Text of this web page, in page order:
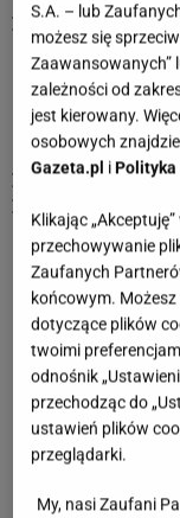
Żywioł:
ogień
Planeta rządząca:
Metal:żelazo
Kamień:ametyst
Kolor:czerwony
Pora roku:wiosna
Znaki zgodne:
Znaki niezgodne:
Horoskopy dla
Dzienny horoskop
Tygodniowy
Miesięczny
S.A. – lub
możesz się
Zaawansowanych”
zależności od
jest kierowany.
osobowych
Gazeta.pl iPolityka
Klikając
przechowywanie
Zaufanych
końcowym.
dotyczące plików
twoimi
odnośnik
przechodząc do
ustawień plików
przeglądarki.
My, nasi Zaufani